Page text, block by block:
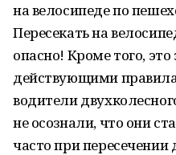
на велосипеде по
Пересекать на
опасно! Кроме того,
действующими
водители
не осознали, что они
часто при пересечении